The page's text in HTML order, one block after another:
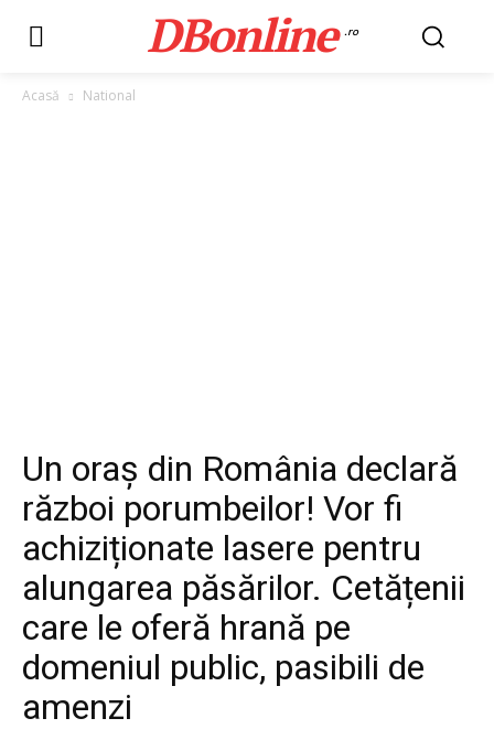
DBonline .ro
Acasă National
Un oraș din România declară
război porumbeilor! Vor fi
achiziționate lasere pentru
alungarea păsărilor. Cetățenii
care le oferă hrană pe
domeniul public, pasibili de
amenzi